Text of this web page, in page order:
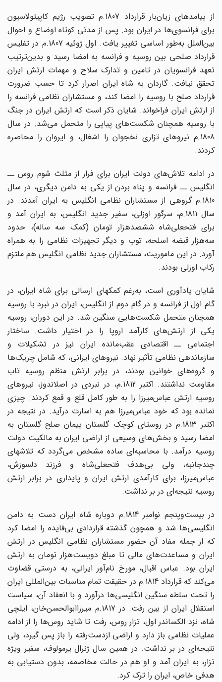
از پیامدهای زیان‌بار قرارداد 1807.م تصویب رژیم کاپیتولاسیون
برای فرانسوی‌ها در ایران بود. پس از مدتی کوتاه اوضاع و احوال
بین‌الملل به‌طور اساسی تغییر یافت. اول ژوئیه 1807.م در تفلیس
قرارداد صلحی بین روسیه و فرانسه به امضا رسید و بدین‌ترتیب
تعهد فرانسویان در تامین و تدارک سلاح و مهمات ارتش ایران
تحقق نیافت. گاردان به شاه ایران اصرار کرد تا حسب ضرورت
قرارداد صلح با روسیه را امضا کند، و مستشاران نظامی فرانسه را
از ارتش ایران فراخواند. شایان ذکر است که ارتش ایران در جنگ
با روسیه همچنان شکست‌های پیاپی را متحمل می‌شد. در سال
1808.م نیروهای تزاری نخجوان را اشغال، و ایروان را محاصره
کردند.
در ادامه تلاش‌های دولت ایران برای فرار از مثلث شوم روس ــ
انگلیس ــ فرانسه و پناه بردن از یکی به دامن دیگری، در سال
1810.م گروهی از مستشاران نظامی انگلیس به ایران آمدند. در
سال 1811.م، سرگور اوزلی، سفیر جدید انگلیس، به ایران آمد و
برای فتحعلی‌شاه ششصدهزار تومان (کمک سه ساله)، حدود
سه‌هزار قبضه اسلحه، توپ و دیگر تجهیزات نظامی را به همراه
آورد. در این ماموریت، مستشاران جدید نظامی انگلیس هم ملتزم
رکاب اوزلی بودند.
شایان یادآوری است، به‌‌رغم کمکهای ارسالی برای شاه ایران، در
گام اول از فرانسه و در گام دوم از انگلیس، ایران در نبرد با روسیه
همچنان متحمل شکست‌هایی سنگین شد. در این دوران، روسیه
یکی از ارتش‌های کارآمد اروپا را در اختیار داشت. ساختار
اجتماعی ــ اقتصادی عقب‌مانده ایران نیز در تشکیلات و
سازماندهی نظامی تأثیر نهاد. نیروهای ایرانی، که شامل چریک‌ها
و گروه‌های خوانین بودند، در برابر ارتش منظم روسیه تاب
مقاومت نداشتند. اکتبر 1812.م، در نبردی در اصلاندوز، نیروهای
روسیه ارتش عباس‌میرزا را به طور کامل قلع و قمع کردند. چیزی
نمانده بود که خود عباس‌میرزا هم به اسارت درآید. در نتیجه در
اکتبر 1813.م در روستای کوچک گلستان پیمان صلح گلستان به
امضا رسید و بخش‌های وسیعی از اراضی ایران به مالکیت دولت
روسیه درآمد. با محاسبه‌ای ساده مشخص می‌گردد که تلاشهای
چندجانبه، ولی بی‌هدف فتحعلی‌شاه و فرزند دلسوزش،
عباس‌میرزا، برای کارآمدی ارتش ایران و پایداری در برابر ارتش
روسیه نتیجه‌ای در بر نداشت.
در بیست‌وپنجم نوامبر 1814.م دوباره شاه ایران دست به دامن
انگلیسی‌ها شد و همچون گذشته قراردادی بی‌فایده را امضا کرد
که از جمله مفاد آن حضور مستشاران نظامی انگلیس در ارتش
ایران و مساعدت‌های مالی تا مبلغ دویست‌هزار تومان به ارتش
ایران بود. عباس‌ اقبال، مورخ نام‌آور ایرانی، به درستی قضاوت
می‌کند که قرارداد 1814.م در حقیقت تمام مناسبات بین‌المللی ایران
را تحت سلطه سنگین انگلیسی‌ها درآورد و با انعقاد آن، سیاست
استقلال ایران از بین رفت. در 1817.م میرزاابوالحسن‌خان، ایلچی
شاه، نزد الکساندر اول، تزار روس، رفت تا شاید روس‌ها را از ادامه
عملیات نظامی باز دارد و اراضی ازدست‌رفته را باز پس گیرد، ولی
نتیجه‌ای در بر نداشت. در همین سال ژنرال یرمولوف، سفیر ویژه
تزار، به ایران آمد و او هم در حالت مخاصمه، بدون دستیابی به
هدفی خاص، ایران را ترک کرد.